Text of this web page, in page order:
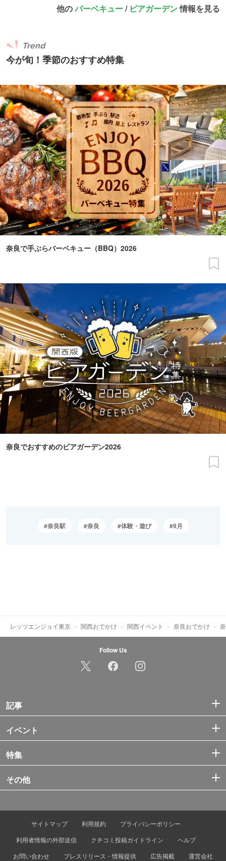
他のバーベキュー/ ビアガーデン情報を見る
今が旬！季節のおすすめ特集
Trend
奈良で手ぶらバーベキュー（BBQ）2026
奈良でおすすめのビアガーデン2026
奈良駅 奈良 体験・遊び 9月
レッツエンジョイ東京 関西おでかけ 関西イベント 奈良おでかけ
Follow Us
記事
イベント
特集
その他
サイトマップ 利用規約
プライバシーポリシー
利用者情報の外部送信
クチコミ投稿ガイドライン
ヘルプ
お問い合わせ
プレスリリース・情報提供 広告掲載 運営会社